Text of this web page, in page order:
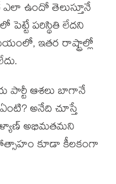
ఉందో తెలుస్తూనే
పెట్టే పరిస్థితి లేదని
ఇతర రాష్ట్రాల్లో
పార్టీ ఆశలు బాగానే
అనేది చూస్తే
అభిమతమని
కూడా కీలకంగా